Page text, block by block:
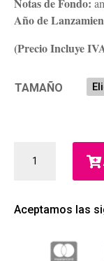
Año de
(Precio Incluye
TAMAÑO
SALVATORE
FERRAGAMO
FEEL
(SALVATORE
Aceptamos las